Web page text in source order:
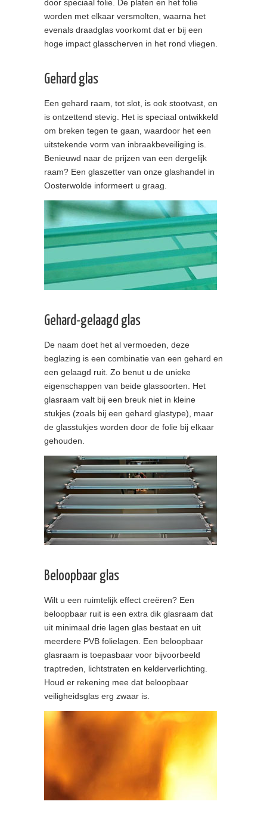
door speciaal folie. De platen en het folie
worden met elkaar versmolten, waarna het
evenals draadglas voorkomt dat er bij een
hoge impact glasscherven in het rond vliegen.
Gehard glas
Een gehard raam, tot slot, is ook stootvast, en
is ontzettend stevig. Het is speciaal ontwikkeld
om breken tegen te gaan, waardoor het een
uitstekende vorm van inbraakbeveiliging is.
Benieuwd naar de prijzen van een dergelijk
raam? Een glaszetter van onze glashandel in
Oosterwolde informeert u graag.
Gehard-gelaagd glas
De naam doet het al vermoeden, deze
beglazing is een combinatie van een gehard en
een gelaagd ruit. Zo benut u de unieke
eigenschappen van beide glassoorten. Het
glasraam valt bij een breuk niet in kleine
stukjes (zoals bij een gehard glastype), maar
de glasstukjes worden door de folie bij elkaar
gehouden.
Beloopbaar glas
Wilt u een ruimtelijk effect creëren? Een
beloopbaar ruit is een extra dik glasraam dat
uit minimaal drie lagen glas bestaat en uit
meerdere PVB folielagen. Een beloopbaar
glasraam is toepasbaar voor bijvoorbeeld
traptreden, lichtstraten en kelderverlichting.
Houd er rekening mee dat beloopbaar
veiligheidsglas erg zwaar is.